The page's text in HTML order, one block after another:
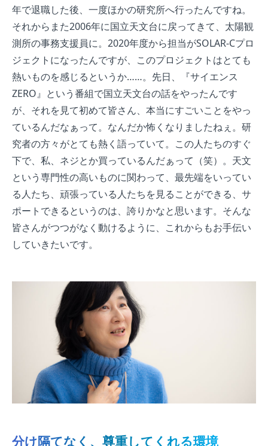
年で退職した後、一度ほかの研究所へ行ったんですね。
それからまた2006年に国立天文台に戻ってきて、太陽観
測所の事務支援員に。2020年度から担当がSOLAR-Cプロ
ジェクトになったんですが、このプロジェクトはとても
熱いものを感じるというか……。先日、『サイエンス
ZERO』という番組で国立天文台の話をやったんです
が、それを見て初めて皆さん、本当にすごいことをやっ
ているんだなぁって。なんだか怖くなりましたねぇ。研
究者の方々がとても熱く語っていて。この人たちのすぐ
下で、私、ネジとか買っているんだぁって（笑）。天文
という専門性の高いものに関わって、最先端をいってい
る人たち、頑張っている人たちを見ることができる、サ
ポートできるというのは、誇りかなと思います。そんな
皆さんがつつがなく動けるように、これからもお手伝い
していきたいです。
分け隔てなく、尊重してくれる環境